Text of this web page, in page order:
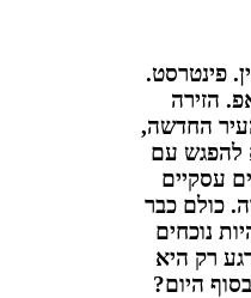
פינטרסט.
הזירה
החדשה,
להפגש עם
עסקיים
כולם כבר
נוכחים
רק היא
היום?